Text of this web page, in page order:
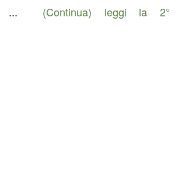
... (Continua) leggi la 2°